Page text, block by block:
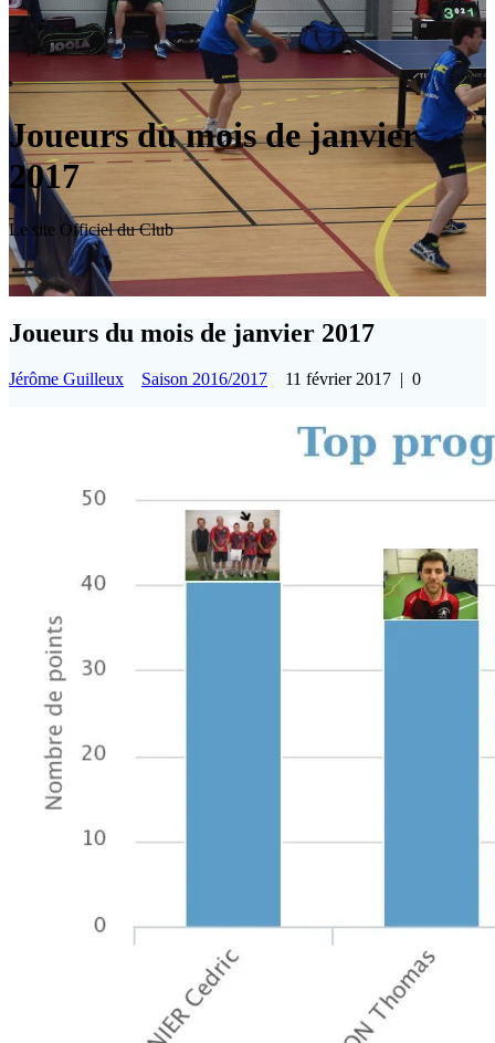
Joueurs du mois de janvier
2017
Le site Officiel du Club
Joueurs du mois de janvier 2017
Jérôme Guilleux Saison 2016/2017 11 février 2017 | 0